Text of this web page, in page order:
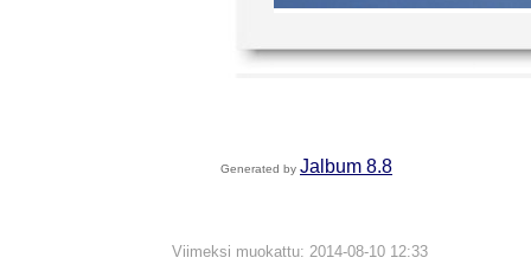
Generated by Jalbum 8.8
Viimeksi muokattu: 2014-08-10 12:33